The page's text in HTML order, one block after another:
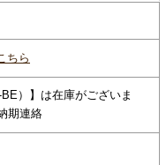
ちら
BE）】は在庫がございま
期連絡